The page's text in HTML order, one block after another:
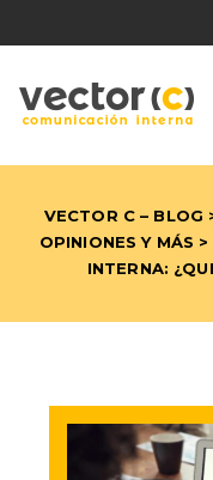
VECTOR C – BLOG
OPINIONES Y MÁS >
INTERNA: